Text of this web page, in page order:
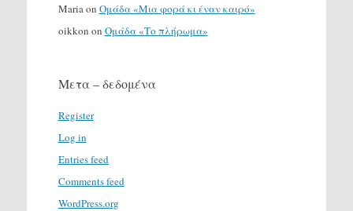
Maria on Ομάδα «Μια φορά κι έναν καιρό»
oikkon on Ομάδα «Το πλήρωμα»
Μετα – δεδομένα
Register
Log in
Entries feed
Comments feed
WordPress.org